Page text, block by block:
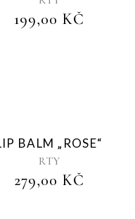
199,00 KČ
BALM „ROSE“
RTY
279,00 KČ